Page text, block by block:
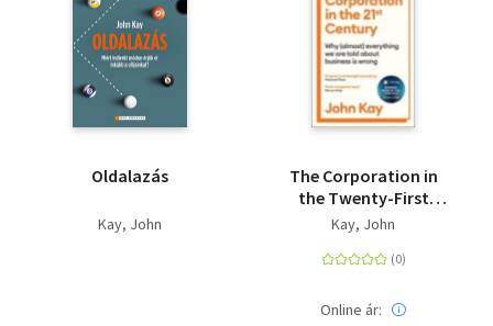
Oldalazás
Kay, John
The Corporation in
the Twenty-First
Century - Why
we are told about
Kay, John
Online ár: